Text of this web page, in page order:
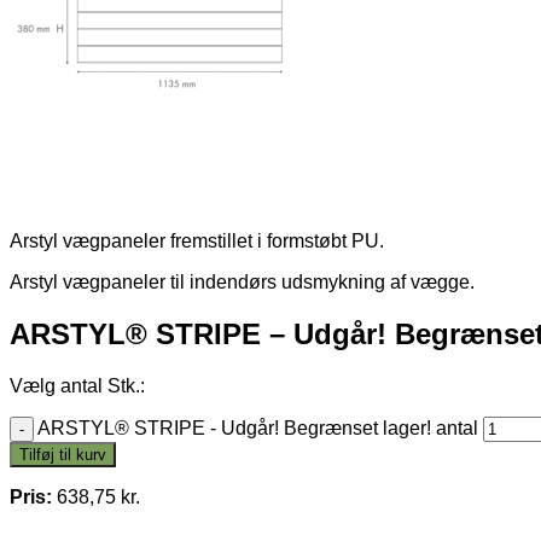
Arstyl vægpaneler fremstillet i formstøbt PU.
Arstyl vægpaneler til indendørs udsmykning af vægge.
ARSTYL® STRIPE – Udgår!
Vælg antal Stk.:
ARSTYL® STRIPE - Udgår! Begrænset lager! antal
Tilføj til kurv
Pris: 638,75 kr.